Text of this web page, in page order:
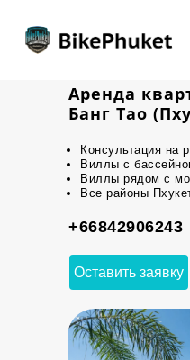
Аренда
Банг Тао
Консультация на
Виллы с
Виллы рядом с
Все районы
Оставить заявку
+66842906243